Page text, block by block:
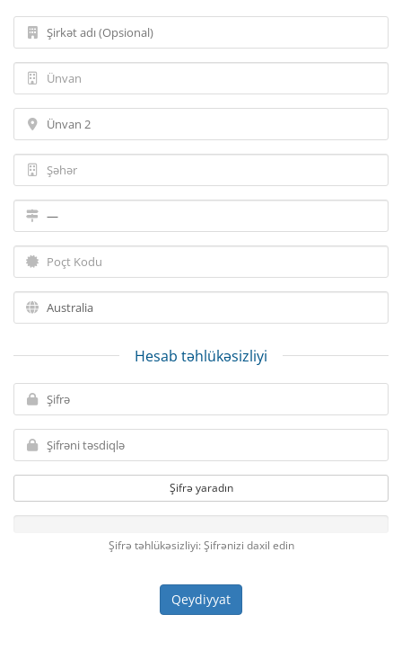
Hesab təhlükəsizliyi
Şifrə yaradın
Şifrə təhlükəsizliyi: Şifrənizi daxil edin